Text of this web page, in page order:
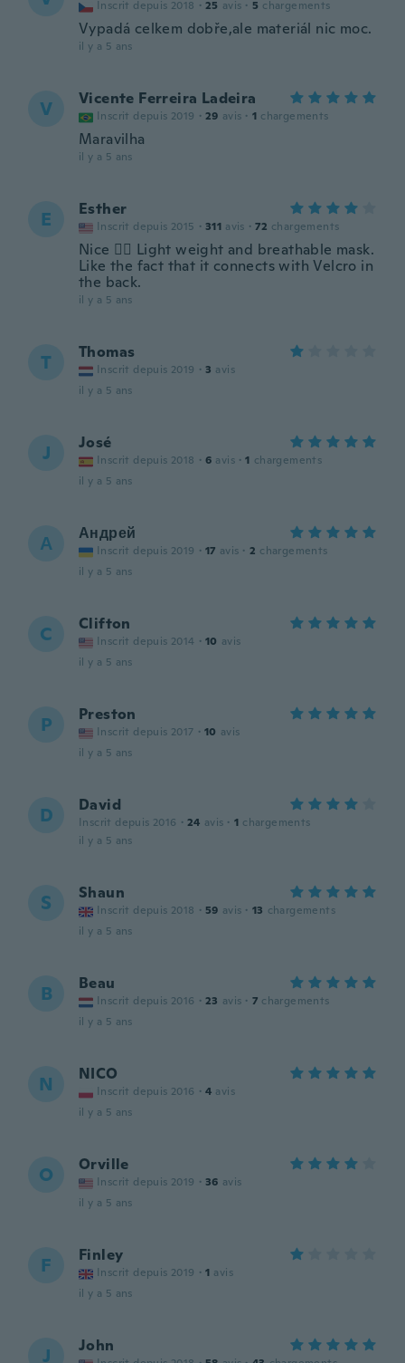
Inscrit depuis 2018 · 25 avis · 5 chargements
Vypadá celkem dobře,ale materiál nic moc.
il y a 5 ans
V Vicente Ferreira Ladeira
Inscrit depuis 2019 · 29 avis · 1 chargements
Maravilha
il y a 5 ans
E Esther
Inscrit depuis 2015 · 311 avis · 72 chargements
Nice 👍🏼 Light weight and breathable mask.
Like the fact that it connects with Velcro in
the back.
il y a 5 ans
T Thomas
Inscrit depuis 2019 · 3 avis
il y a 5 ans
J José
Inscrit depuis 2018 · 6 avis · 1 chargements
il y a 5 ans
А Андрей
Inscrit depuis 2019 · 17 avis · 2 chargements
il y a 5 ans
C Clifton
Inscrit depuis 2014 · 10 avis
il y a 5 ans
P Preston
Inscrit depuis 2017 · 10 avis
il y a 5 ans
D David
Inscrit depuis 2016 · 24 avis · 1 chargements
il y a 5 ans
S Shaun
Inscrit depuis 2018 · 59 avis · 13 chargements
il y a 5 ans
B Beau
Inscrit depuis 2016 · 23 avis · 7 chargements
il y a 5 ans
N NICO
Inscrit depuis 2016 · 4 avis
il y a 5 ans
O Orville
Inscrit depuis 2019 · 36 avis
il y a 5 ans
F Finley
Inscrit depuis 2019 · 1 avis
il y a 5 ans
J John